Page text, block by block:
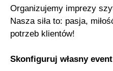
Organizujemy imprezy
Nasza siła to: pasja,
potrzeb klientów!
Skonfiguruj własny